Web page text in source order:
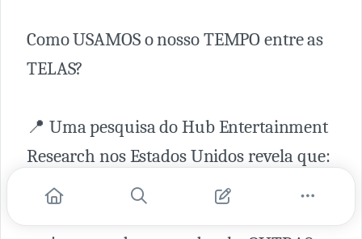
Como USAMOS o nosso TEMPO entre as
TELAS?
📍 Uma pesquisa do Hub Entertainment
Research nos Estados Unidos revela que: